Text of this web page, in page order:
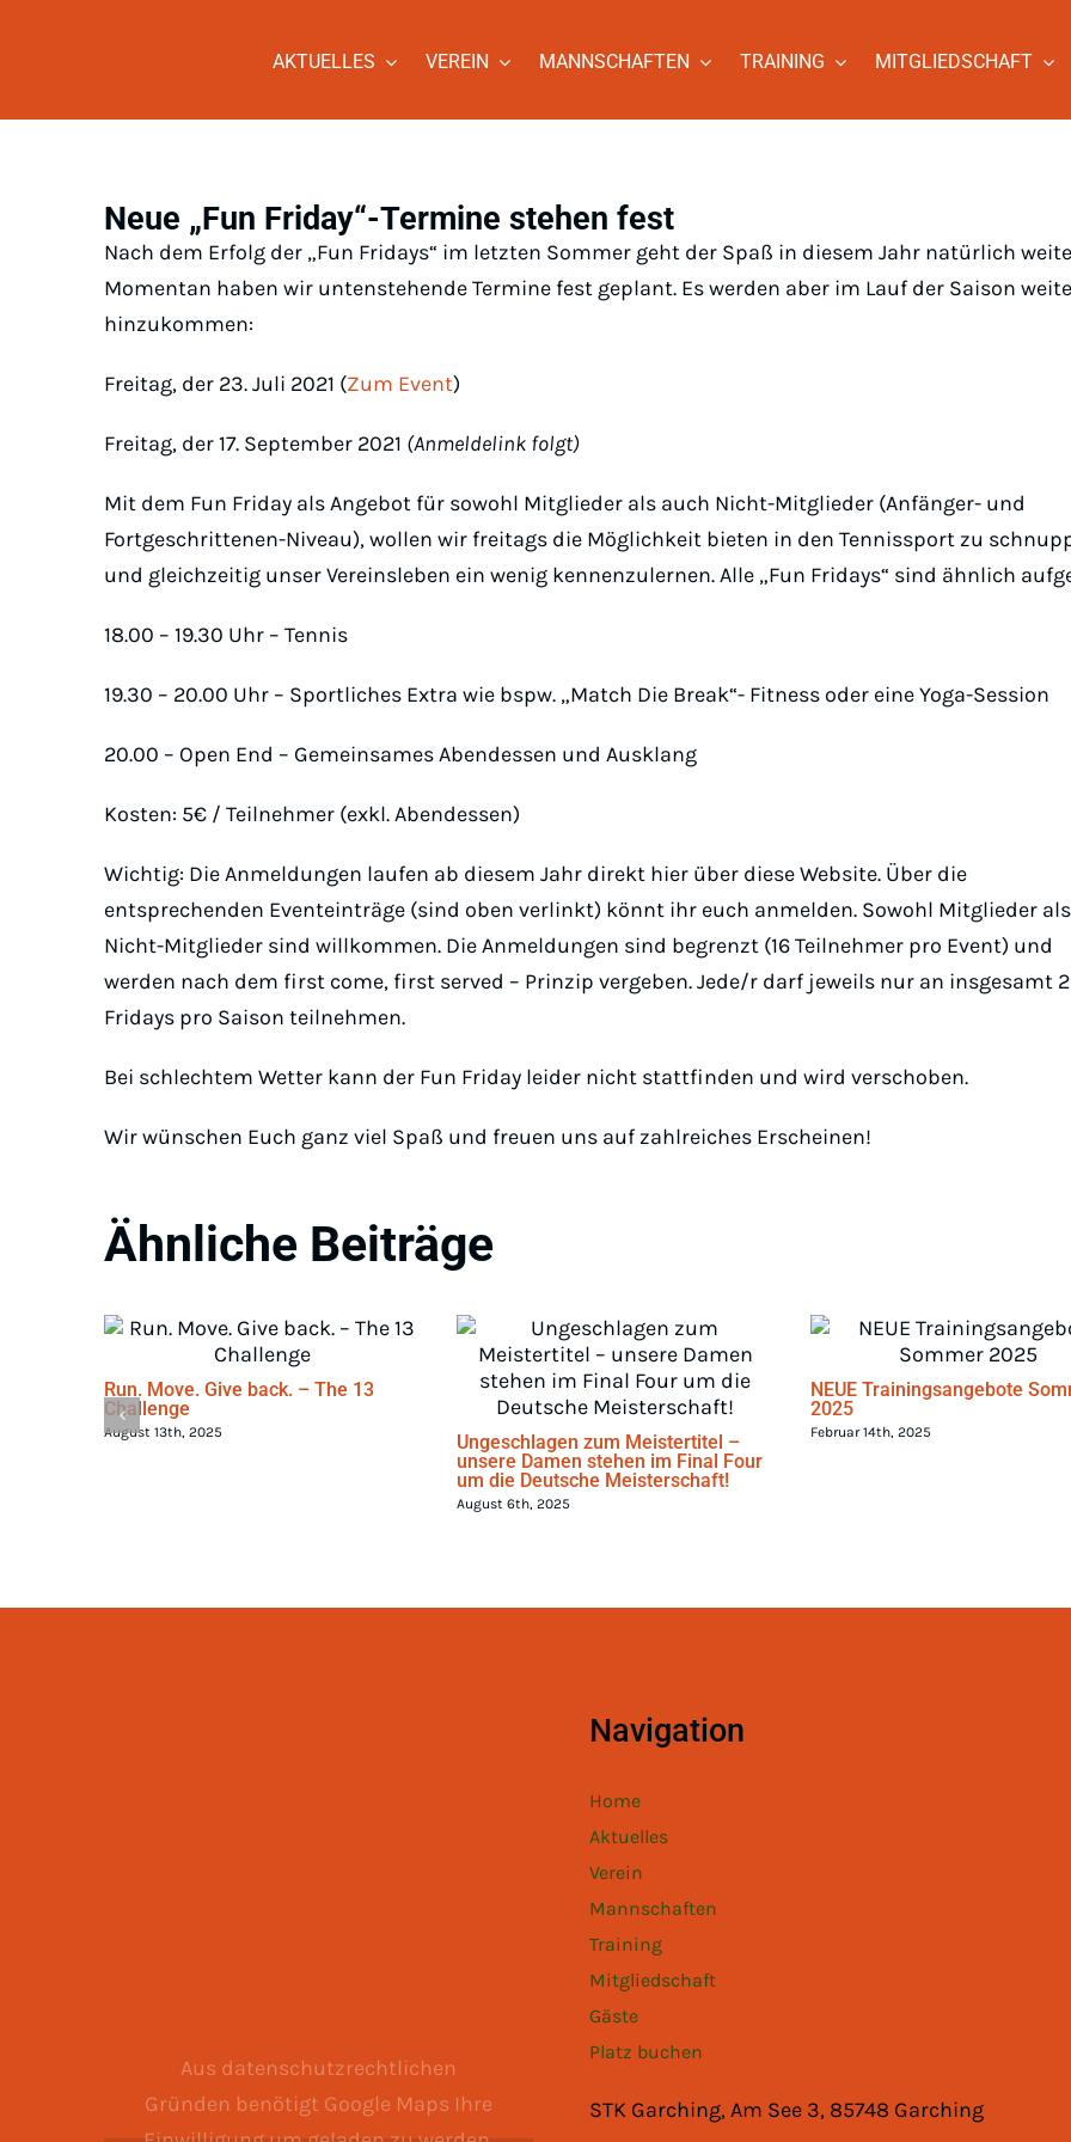
AKTUELLES VEREIN MANNSCHAFTEN TRAINING MITGLIEDSCHAFT
Neue „Fun Friday“-Termine stehen fest
Nach dem Erfolg der „Fun Fridays“ im letzten Sommer geht der Spaß in diesem Jahr natürlich
Momentan haben wir untenstehende Termine fest geplant. Es werden aber im Lauf der Saison
hinzukommen:
Freitag, der 23. Juli 2021 (Zum Event)
Freitag, der 17. September 2021 (Anmeldelink folgt)
Mit dem Fun Friday als Angebot für sowohl Mitglieder als auch Nicht-Mitglieder (Anfänger- und
Fortgeschrittenen-Niveau), wollen wir freitags die Möglichkeit bieten in den Tennissport zu
und gleichzeitig unser Vereinsleben ein wenig kennenzulernen. Alle „Fun Fridays“ sind ähnlich
18.00 – 19.30 Uhr – Tennis
19.30 – 20.00 Uhr – Sportliches Extra wie bspw. „Match Die Break“- Fitness oder eine Yoga-Session
20.00 – Open End – Gemeinsames Abendessen und Ausklang
Kosten: 5€ / Teilnehmer (exkl. Abendessen)
Wichtig: Die Anmeldungen laufen ab diesem Jahr direkt hier über diese Website. Über die
entsprechenden Eventeinträge (sind oben verlinkt) könnt ihr euch anmelden. Sowohl Mitglieder
Nicht-Mitglieder sind willkommen. Die Anmeldungen sind begrenzt (16 Teilnehmer pro Event) und
werden nach dem first come, first served – Prinzip vergeben. Jede/r darf jeweils nur an insgesamt
Fridays pro Saison teilnehmen.
Bei schlechtem Wetter kann der Fun Friday leider nicht stattfinden und wird verschoben.
Wir wünschen Euch ganz viel Spaß und freuen uns auf zahlreiches Erscheinen!
Ähnliche Beiträge
Run. Move. Give back. – The 13
Challenge
August 13th, 2025
Ungeschlagen zum Meistertitel –
unsere Damen stehen im Final Four
um die Deutsche Meisterschaft!
August 6th, 2025
NEUE Trainingsangebote
2025
Februar 14th, 2025
Aus datenschutzrechtlichen
Gründen benötigt Google Maps Ihre
Navigation
Home
Aktuelles
Verein
Mannschaften
Training
Mitgliedschaft
Gäste
Platz buchen
STK Garching, Am See 3, 85748 Garching